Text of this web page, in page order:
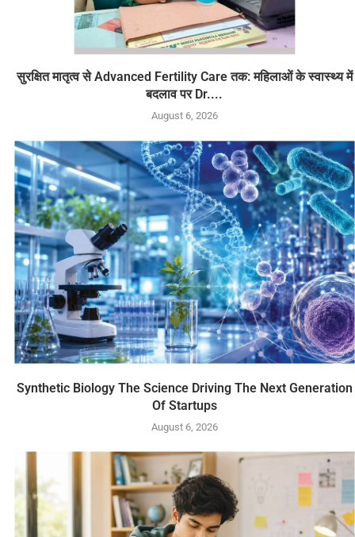
सुरक्षित मातृत्व से Advanced Fertility Care तक: महिलाओं के स्वास्थ्य में
बदलाव पर Dr....
August 6, 2026
Synthetic Biology The Science Driving The Next Generation
Of Startups
August 6, 2026